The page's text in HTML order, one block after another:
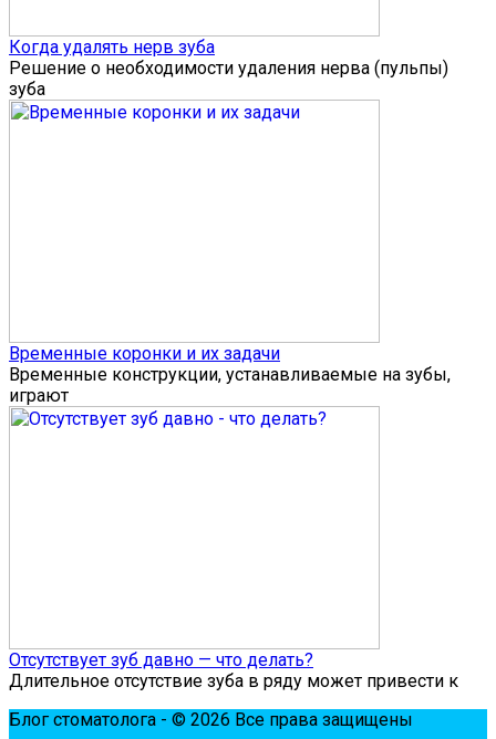
Когда удалять нерв зуба
Решение о необходимости удаления нерва (пульпы)
зуба
Временные коронки и их задачи
Временные конструкции, устанавливаемые на зубы,
играют
Отсутствует зуб давно — что делать?
Длительное отсутствие зуба в ряду может привести к
Блог стоматолога - © 2026 Все права защищены